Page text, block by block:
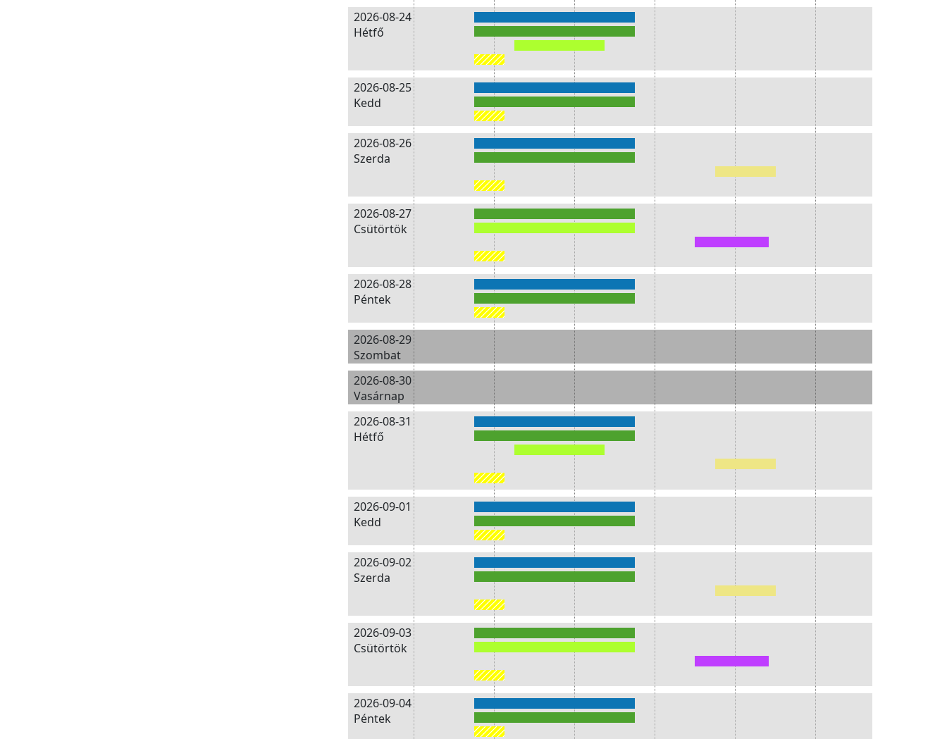
2026-08-24
Hétfő
2026-08-25
Kedd
2026-08-26
Szerda
2026-08-27
Csütörtök
2026-08-28
Péntek
2026-08-29
Szombat
2026-08-30
Vasárnap
2026-08-31
Hétfő
2026-09-01
Kedd
2026-09-02
Szerda
2026-09-03
Csütörtök
2026-09-04
Péntek